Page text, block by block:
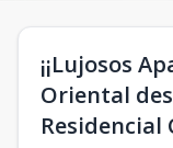
¡¡Lujosos
Oriental
Residencial